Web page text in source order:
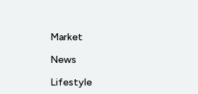
Market
News
Lifestyle